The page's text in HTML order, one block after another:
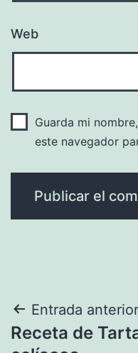
Web
Guarda mi
este navegador
Navegación
de
Entrada anterior
Receta de